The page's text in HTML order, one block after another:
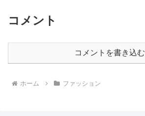
コメント
コメントを書き込む
ホーム ファッション